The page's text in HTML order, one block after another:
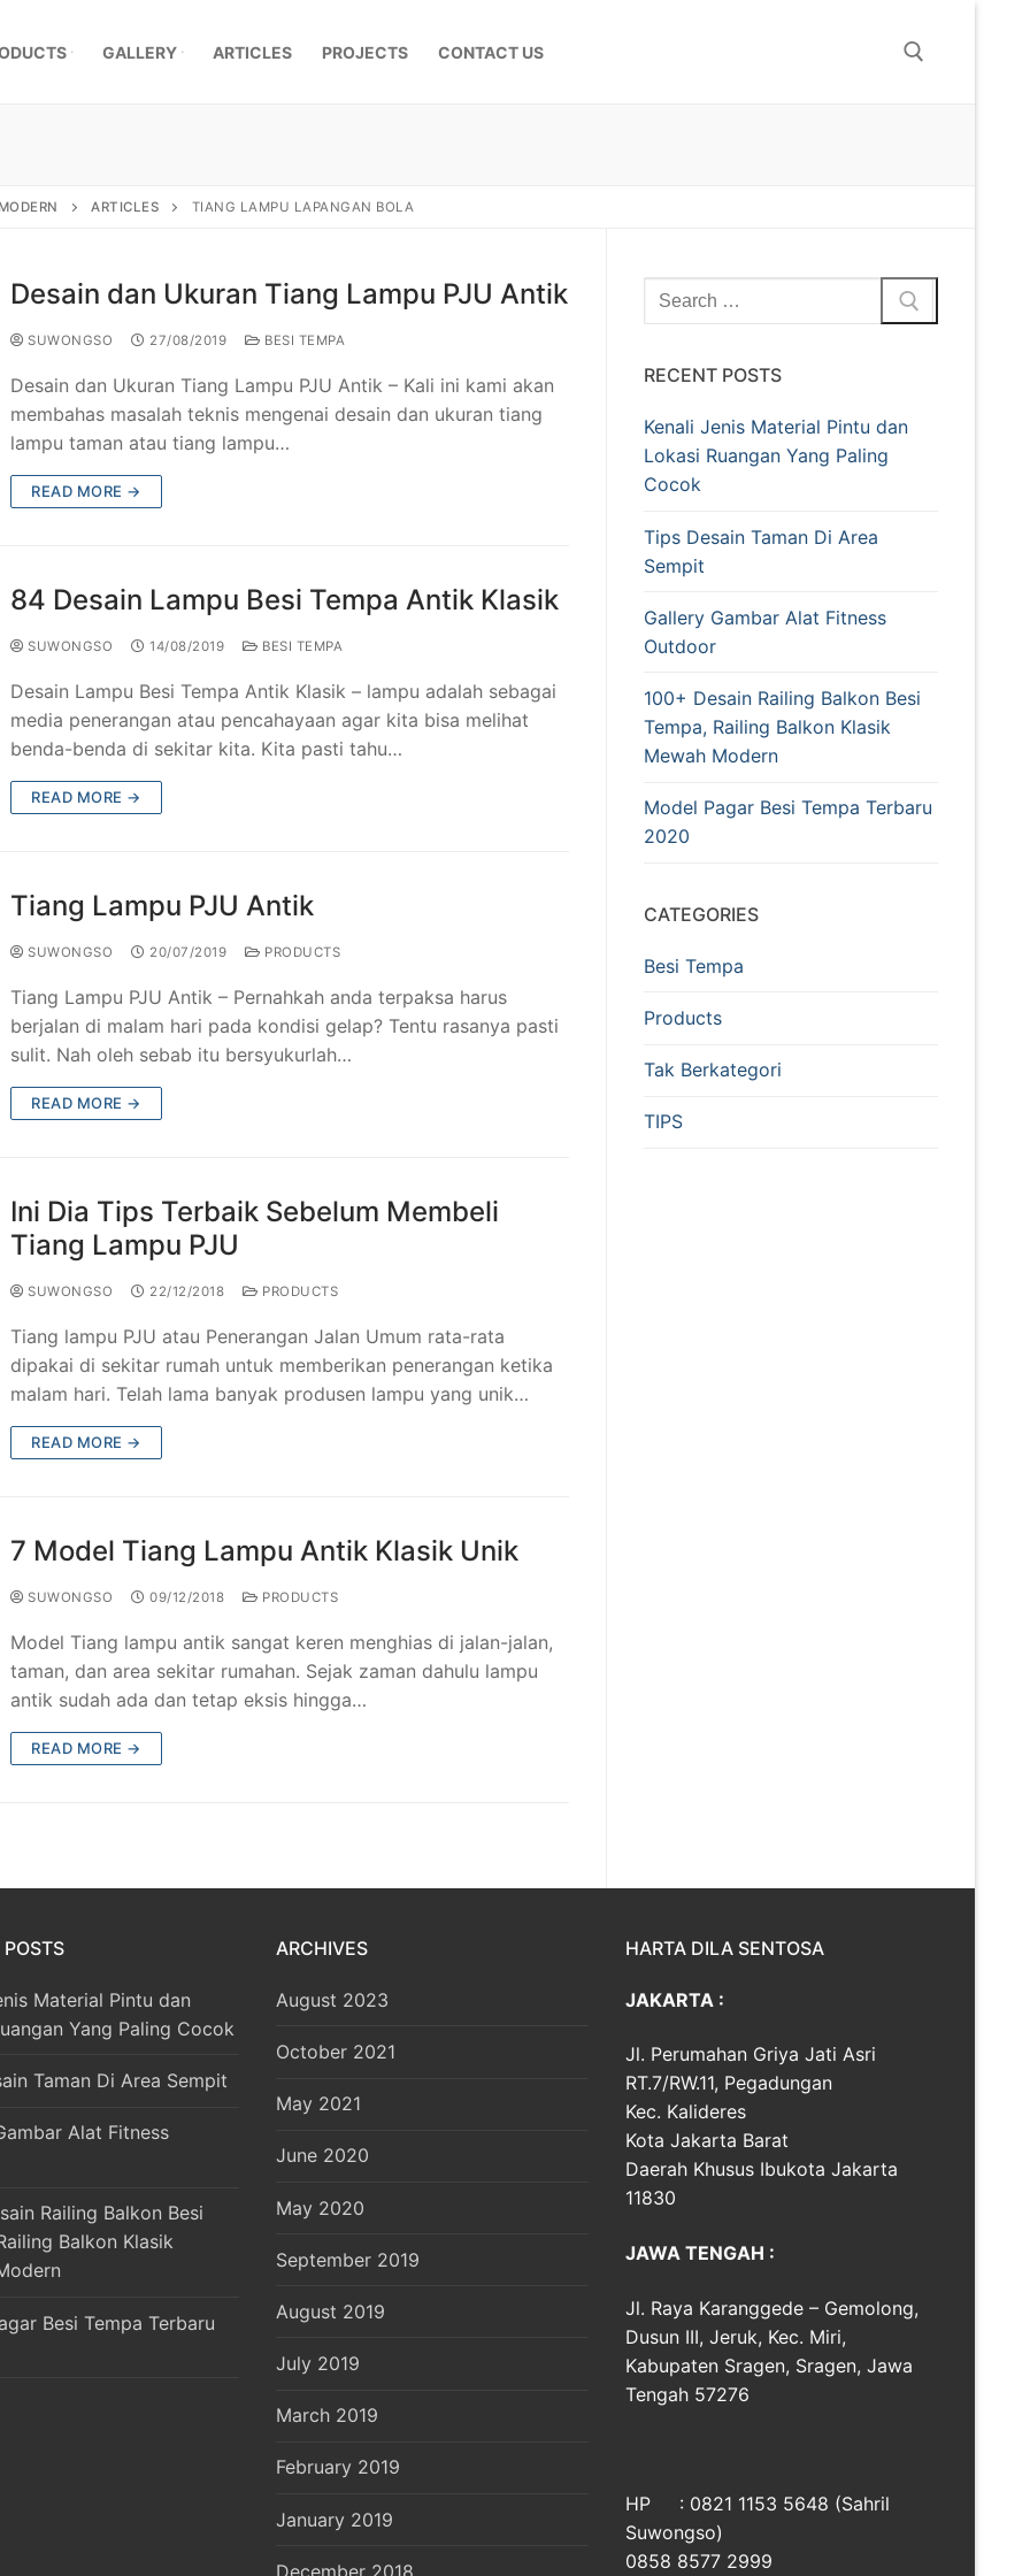
GALLERY ARTICLES PROJECTS CONTACT US
Klasik
Tempa
Tempa
Murah Jakarta
Klasik
Antik
Jakarta
Pagar Besi Tempa Mewah
Tangga Besi Tempa Klasik Mewah
Besi Tempa Antik Mewah
ARTICLES TIANG LAMPU LAPANGAN BOLA
Desain dan Ukuran Tiang Lampu PJU Antik
SUWONGSO 27/08/2019 BESI TEMPA
Desain dan Ukuran Tiang Lampu PJU Antik – Kali ini kami akan
membahas masalah teknis mengenai desain dan ukuran tiang
lampu taman atau tiang lampu…
READ MORE →
84 Desain Lampu Besi Tempa Antik Klasik
SUWONGSO 14/08/2019 BESI TEMPA
Desain Lampu Besi Tempa Antik Klasik – lampu adalah sebagai
media penerangan atau pencahayaan agar kita bisa melihat
benda-benda di sekitar kita. Kita pasti tahu…
READ MORE →
Tiang Lampu PJU Antik
SUWONGSO 20/07/2019 PRODUCTS
Tiang Lampu PJU Antik – Pernahkah anda terpaksa harus
berjalan di malam hari pada kondisi gelap? Tentu rasanya pasti
sulit. Nah oleh sebab itu bersyukurlah…
READ MORE →
Ini Dia Tips Terbaik Sebelum Membeli
Tiang Lampu PJU
SUWONGSO 22/12/2018 PRODUCTS
Tiang lampu PJU atau Penerangan Jalan Umum rata-rata
dipakai di sekitar rumah untuk memberikan penerangan ketika
malam hari. Telah lama banyak produsen lampu yang unik…
READ MORE →
7 Model Tiang Lampu Antik Klasik Unik
SUWONGSO 09/12/2018 PRODUCTS
Model Tiang lampu antik sangat keren menghias di jalan-jalan,
taman, dan area sekitar rumahan. Sejak zaman dahulu lampu
antik sudah ada dan tetap eksis hingga…
READ MORE →
RECENT POSTS
Kenali Jenis Material Pintu dan
Lokasi Ruangan Yang Paling
Cocok
Tips Desain Taman Di Area
Sempit
Gallery Gambar Alat Fitness
Outdoor
100+ Desain Railing Balkon Besi
Tempa, Railing Balkon Klasik
Mewah Modern
Model Pagar Besi Tempa Terbaru
2020
CATEGORIES
Besi Tempa
Products
Tak Berkategori
TIPS
Material Pintu dan
Yang Paling Cocok
Taman Di Area Sempit
Alat Fitness
Railing Balkon Besi
Balkon Klasik
Besi Tempa Terbaru
ARCHIVES
August 2023
October 2021
May 2021
June 2020
May 2020
September 2019
August 2019
July 2019
March 2019
February 2019
January 2019
December 2018
HARTA DILA SENTOSA
JAKARTA :
Jl. Perumahan Griya Jati Asri
RT.7/RW.11, Pegadungan
Kec. Kalideres
Kota Jakarta Barat
Daerah Khusus Ibukota Jakarta
11830
JAWA TENGAH :
Jl. Raya Karanggede – Gemolong,
Dusun III, Jeruk, Kec. Miri,
Kabupaten Sragen, Sragen, Jawa
Tengah 57276
HP : 0821 1153 5648 (Sahril
Suwongso)
0858 8577 2999